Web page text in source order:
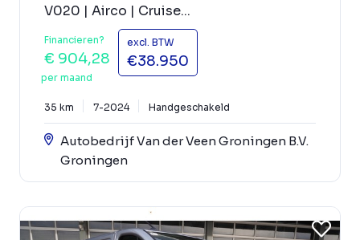
V020 | Airco | Cruise...
Financieren?
€ 904,28
per maand
excl. BTW
€38.950
35 km 7-2024 Handgeschakeld
Autobedrijf Van der Veen Groningen B.V.
Groningen